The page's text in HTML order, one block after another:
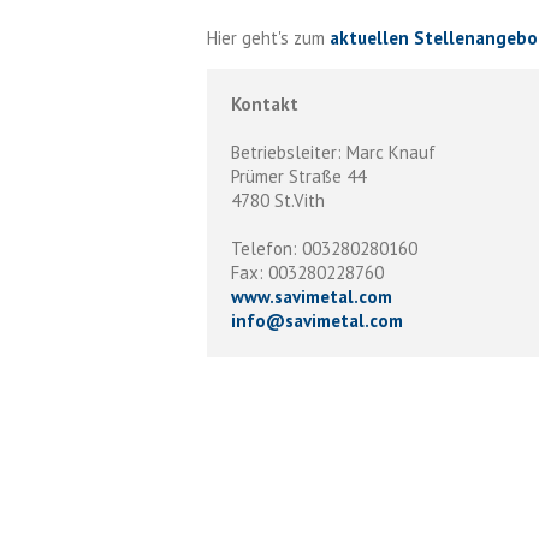
Hier geht's zum aktuellen
Kontakt
Betriebsleiter: Marc Knauf
Prümer Straße 44
4780 St.Vith
Telefon: 003280280160
Fax: 003280228760
www.savimetal.com
info@savimetal.com